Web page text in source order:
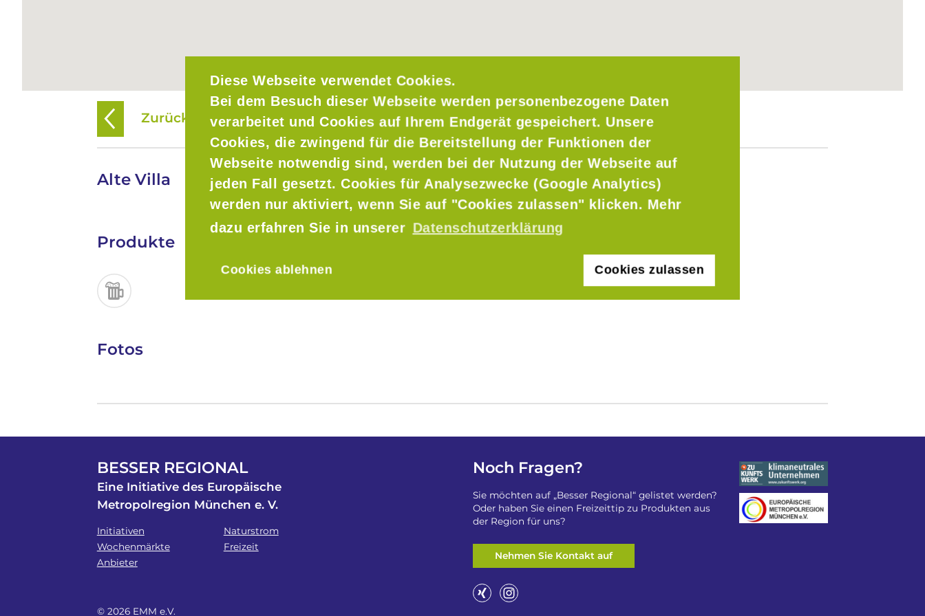
Diese Webseite verwendet Cookies.
Bei dem Besuch dieser Webseite werden personenbezogene Daten
verarbeitet und Cookies auf Ihrem Endgerät gespeichert. Unsere
Cookies, die zwingend für die Bereitstellung der Funktionen der
Webseite notwendig sind, werden bei der Nutzung der Webseite auf
jeden Fall gesetzt. Cookies für Analysezwecke (Google Analytics)
werden nur aktiviert, wenn Sie auf "Cookies zulassen" klicken. Mehr
dazu erfahren Sie in unserer Datenschutzerklärung
Cookies ablehnen Cookies zulassen
Zurück zur Übersicht
Alte Villa
Produkte
Fotos
BESSER REGIONAL
Eine Initiative des Europäische
Metropolregion München e. V.
Initiativen
Wochenmärkte
Anbieter
Naturstrom
Freizeit
© 2026 EMM e.V.
Noch Fragen?
Sie möchten auf „Besser Regional“ gelistet werden?
Oder haben Sie einen Freizeittip zu Produkten aus
der Region für uns?
Nehmen Sie Kontakt auf